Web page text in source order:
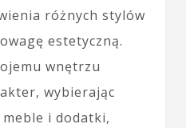
różnych stylów
estetyczną.
wnętrzu
wybierając
i dodatki,